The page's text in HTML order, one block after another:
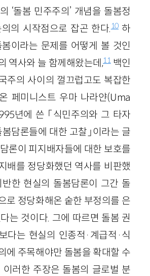
‘돌봄 민주주의’ 개념을 돌봄정
의 시작점으로 잡곤 한다.10하
이라는 문제를 어떻게 볼 것인
역사와 늘 함께해왔는데,11백인
주의 사이의 껄끄럽고도 복잡한
페미니스트 우마 나라얀(Uma
년에 쓴 「식민주의와 그 타자
담론들에 대한 고찰」이라는 글
론이 피지배자들에 대한 보호를
배를 정당화했던 역사를 비판했
한 현실의 돌봄담론이 그간 돌
로 정당화해온 숱한 부정의를 은
는 것이다. 그에 따르면 돌봄 권
다는 현실의 인종적·계급적·식
에 주목해야만 돌봄을 확대할 수
이러한 주장은 돌봄의 글로벌 분